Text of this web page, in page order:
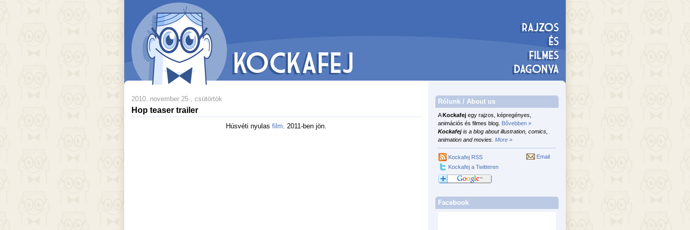
2010. november 25., csütörtök
Hop teaser trailer
Húsvéti nyulas film . 2011-ben jön.
Rólunk / About us
AKockafej egy rajzos, képregényes,
animációs és filmes blog. Bővebben »
Kockafejis a blog about illustration, comics,
animation and movies. More »
Kockafej RSS
Kockafej a Twitteren
Email
Facebook